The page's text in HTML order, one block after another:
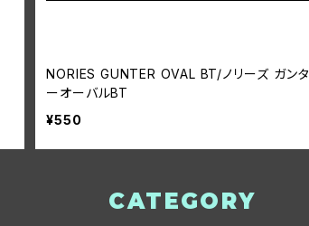
NORIES GUNTER OVAL BT/ノリーズ ガンタ
ーオーバルBT
¥550
CATEGORY